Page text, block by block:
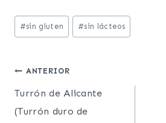
Etiquetas
de
entrada:
#sin gluten #sin lácteos
Post
navigation
ANTERIOR
Turrón de Alicante
(Turrón duro de